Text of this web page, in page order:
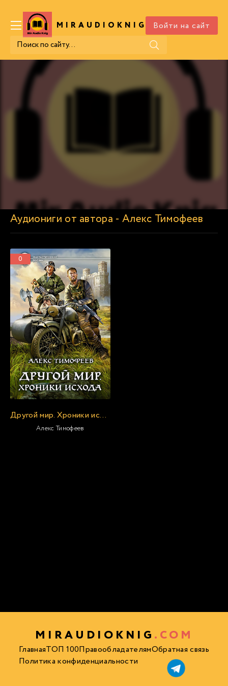
MIRAUDIOKNIG .COM
Войти на сайт
Аудиониги от автора - Алекс Тимофеев
0
Другой мир. Хроники исхода
Алекс Тимофеев
MIRAUDIOKNIG .COM
ГлавнаяТОП 100ПравообладателямОбратная связь
Политика конфиденциальности